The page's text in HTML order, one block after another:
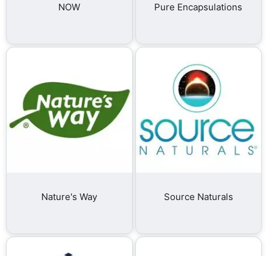
NOW Pure Encapsulations
Nature's Way Source Naturals